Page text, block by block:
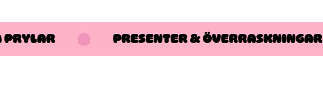
PRYLAR PRESENTER & ÖVERRASKNINGAR